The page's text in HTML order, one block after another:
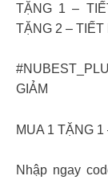
TẶNG 1 –
TẶNG 2 – TIẾT
GIẢM
MUA 1 TẶNG
Nhập ngay